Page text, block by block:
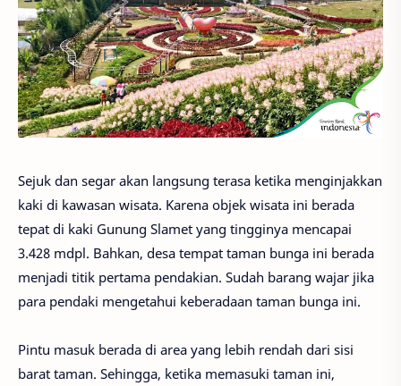
Sejuk dan segar akan langsung terasa ketika menginjakkan
kaki di kawasan wisata. Karena objek wisata ini berada
tepat di kaki Gunung Slamet yang tingginya mencapai
3.428 mdpl. Bahkan, desa tempat taman bunga ini berada
menjadi titik pertama pendakian. Sudah barang wajar jika
para pendaki mengetahui keberadaan taman bunga ini.
Pintu masuk berada di area yang lebih rendah dari sisi
barat taman. Sehingga, ketika memasuki taman ini,